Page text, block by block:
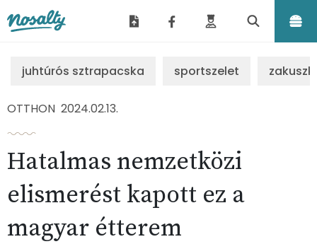
juhtúrós sztrapacska sportszelet
OTTHON 2024.02.13.
Hatalmas nemzetközi
elismerést kapott ez a
magyar étterem